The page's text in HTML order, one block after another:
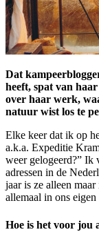
Dat
heeft, spat van haar
over haar werk,
natuur wist los te
Elke keer dat ik op
a.k.a. Expeditie
weer gelogeerd?” Ik
adressen in de
jaar is ze alleen
allemaal in ons
Hoe is het voor jou